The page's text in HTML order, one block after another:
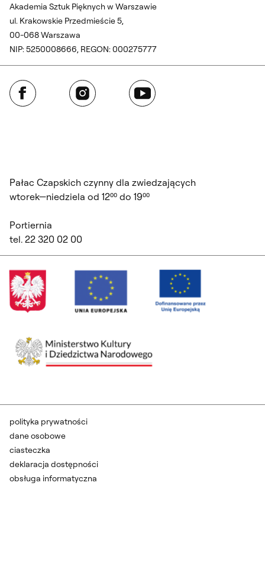
Akademia Sztuk Pięknych w Warszawie
ul. Krakowskie Przedmieście 5,
00-068 Warszawa
NIP: 5250008666, REGON: 000275777
Facebook Instagram YouTube
Pałac Czapskich czynny dla zwiedzających
wtorek—niedziela od 12⁰⁰ do 19⁰⁰
Portiernia
tel. 22 320 02 00
polityka prywatności
dane osobowe
ciasteczka
deklaracja dostępności
obsługa informatyczna